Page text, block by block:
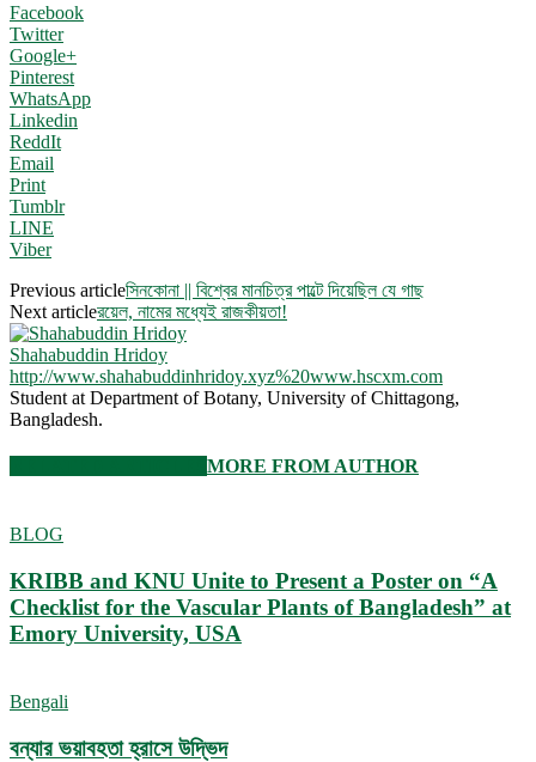
Facebook
Twitter
Google+
Pinterest
WhatsApp
Linkedin
ReddIt
Email
Print
Tumblr
LINE
Viber
Previous articleসিনকোনা || বিশ্বের মানচিত্র পাল্টে দিয়েছিল যে গাছ
Next articleরয়েল, নামের মধ্যেই রাজকীয়তা!
Shahabuddin Hridoy
http://www.shahabuddinhridoy.xyz%20www.hscxm.com
Student at Department of Botany, University of Chittagong,
Bangladesh.
MORE FROM AUTHOR
BLOG
KRIBB and KNU Unite to Present a Poster on “A
Checklist for the Vascular Plants of Bangladesh” at
Emory University, USA
Bengali
বন্যার ভয়াবহতা হ্রাসে উদ্ভিদ